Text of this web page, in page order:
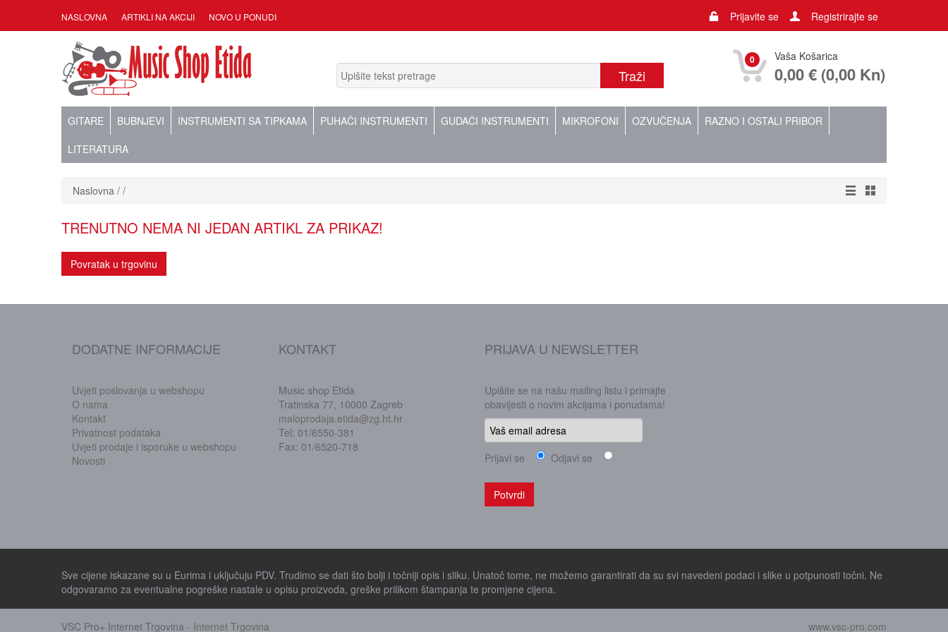
NASLOVNA ARTIKLI NA AKCIJI NOVO U PONUDI Prijavite se Registrirajte se
0 Vaša Košarica
0,00 € (0,00 Kn)
GITARE BUBNJEVI INSTRUMENTI SA TIPKAMA PUHAČI INSTRUMENTI GUDAČI INSTRUMENTI MIKROFONI OZVUČENJA
RAZNO I OSTALI PRIBOR
LITERATURA
Naslovna
TRENUTNO NEMA NI JEDAN ARTIKL ZA PRIKAZ!
Povratak u trgovinu
DODATNE INFORMACIJE
Uvjeti poslovanja u webshopu
O nama
Kontakt
Privatnost podataka
Uvjeti prodaje i isporuke u webshopu
Novosti
KONTAKT
Music shop Etida
Tratinska 77, 10000 Zagreb
maloprodaja.etida@zg.ht.hr
Tel: 01/6550-381
Fax: 01/6520-718
PRIJAVA U NEWSLETTER
Upišite se na našu mailing listu i primajte
obavijesti o novim akcijama i ponudama!
Prijavi se Odjavi se
Sve cijene iskazane su u Eurima i uključuju PDV. Trudimo se dati što bolji i točniji opis i sliku. Unatoč tome, ne možemo garantirati da su svi navedeni podaci i slike u potpunosti točni. Ne
odgovaramo za eventualne pogreške nastale u opisu proizvoda, greške prilikom štampanja te promjene cijena.
VSC Pro+ Internet Trgovina - Internet Trgovina www.vsc-pro.com